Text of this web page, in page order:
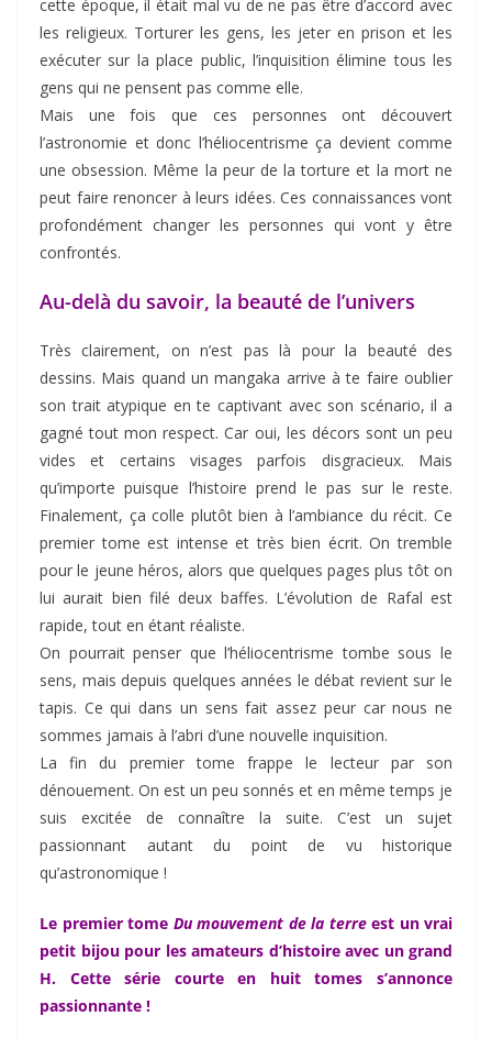
cette époque, il était mal vu de ne pas être d’accord avec
les religieux. Torturer les gens, les jeter en prison et les
exécuter sur la place public, l’inquisition élimine tous les
gens qui ne pensent pas comme elle.
Mais une fois que ces personnes ont découvert
l’astronomie et donc l’héliocentrisme ça devient comme
une obsession. Même la peur de la torture et la mort ne
peut faire renoncer à leurs idées. Ces connaissances vont
profondément changer les personnes qui vont y être
confrontés.
Au-delà du savoir, la beauté de l’univers
Très clairement, on n’est pas là pour la beauté des
dessins. Mais quand un mangaka arrive à te faire oublier
son trait atypique en te captivant avec son scénario, il a
gagné tout mon respect. Car oui, les décors sont un peu
vides et certains visages parfois disgracieux. Mais
qu’importe puisque l’histoire prend le pas sur le reste.
Finalement, ça colle plutôt bien à l’ambiance du récit. Ce
premier tome est intense et très bien écrit. On tremble
pour le jeune héros, alors que quelques pages plus tôt on
lui aurait bien filé deux baffes. L’évolution de Rafal est
rapide, tout en étant réaliste.
On pourrait penser que l’héliocentrisme tombe sous le
sens, mais depuis quelques années le débat revient sur le
tapis. Ce qui dans un sens fait assez peur car nous ne
sommes jamais à l’abri d’une nouvelle inquisition.
La fin du premier tome frappe le lecteur par son
dénouement. On est un peu sonnés et en même temps je
suis excitée de connaître la suite. C’est un sujet
passionnant autant du point de vu historique
qu’astronomique !
Le premier tome Du mouvement de la terreest un vrai
petit bijou pour les amateurs d’histoire avec un grand
H. Cette série courte en huit tomes s’annonce
passionnante !